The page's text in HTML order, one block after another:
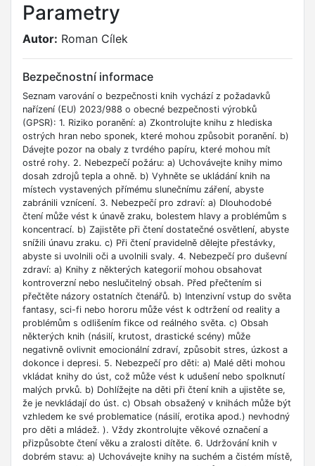
Parametry
Autor: Roman Cílek
Bezpečnostní informace
Seznam varování o bezpečnosti knih vychází z požadavků
nařízení (EU) 2023/988 o obecné bezpečnosti výrobků
(GPSR): 1. Riziko poranění: a) Zkontrolujte knihu z hlediska
ostrých hran nebo sponek, které mohou způsobit poranění. b)
Dávejte pozor na obaly z tvrdého papíru, které mohou mít
ostré rohy. 2. Nebezpečí požáru: a) Uchovávejte knihy mimo
dosah zdrojů tepla a ohně. b) Vyhněte se ukládání knih na
místech vystavených přímému slunečnímu záření, abyste
zabránili vznícení. 3. Nebezpečí pro zdraví: a) Dlouhodobé
čtení může vést k únavě zraku, bolestem hlavy a problémům s
koncentrací. b) Zajistěte při čtení dostatečné osvětlení, abyste
snížili únavu zraku. c) Při čtení pravidelně dělejte přestávky,
abyste si uvolnili oči a uvolnili svaly. 4. Nebezpečí pro duševní
zdraví: a) Knihy z některých kategorií mohou obsahovat
kontroverzní nebo neslučitelný obsah. Před přečtením si
přečtěte názory ostatních čtenářů. b) Intenzivní vstup do světa
fantasy, sci-fi nebo hororu může vést k odtržení od reality a
problémům s odlišením fikce od reálného světa. c) Obsah
některých knih (násilí, krutost, drastické scény) může
negativně ovlivnit emocionální zdraví, způsobit stres, úzkost a
dokonce i depresi. 5. Nebezpečí pro děti: a) Malé děti mohou
vkládat knihy do úst, což může vést k udušení nebo spolknutí
malých prvků. b) Dohlížejte na děti při čtení knih a ujistěte se,
že je nevkládají do úst. c) Obsah obsažený v knihách může být
vzhledem ke své problematice (násilí, erotika apod.) nevhodný
pro děti a mládež. ). Vždy zkontrolujte věkové označení a
přizpůsobte čtení věku a zralosti dítěte. 6. Udržování knih v
dobrém stavu: a) Uchovávejte knihy na suchém a čistém místě,